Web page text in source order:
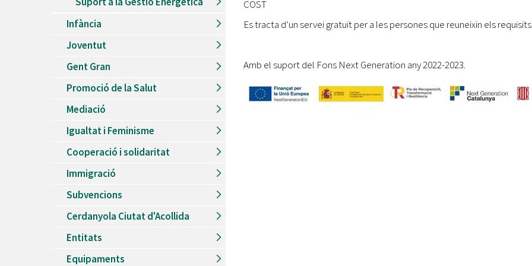
Infància
Joventut
Gent Gran
Promoció de la Salut
Mediació
Igualtat i Feminisme
Cooperació i solidaritat
Immigració
Subvencions
Cerdanyola Ciutat d'Acollida
Entitats
Equipaments
COST
Es tracta d’un servei gratuït per a les persones que reuneixin els
Amb el suport del Fons Next Generation any 2022-2023.